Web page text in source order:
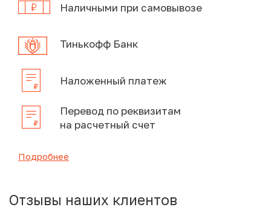
Наличными при самовывозе
Тинькофф Банк
Наложенный платеж
Перевод по реквизитам
на расчетный счет
Подробнее
Отзывы наших клиентов